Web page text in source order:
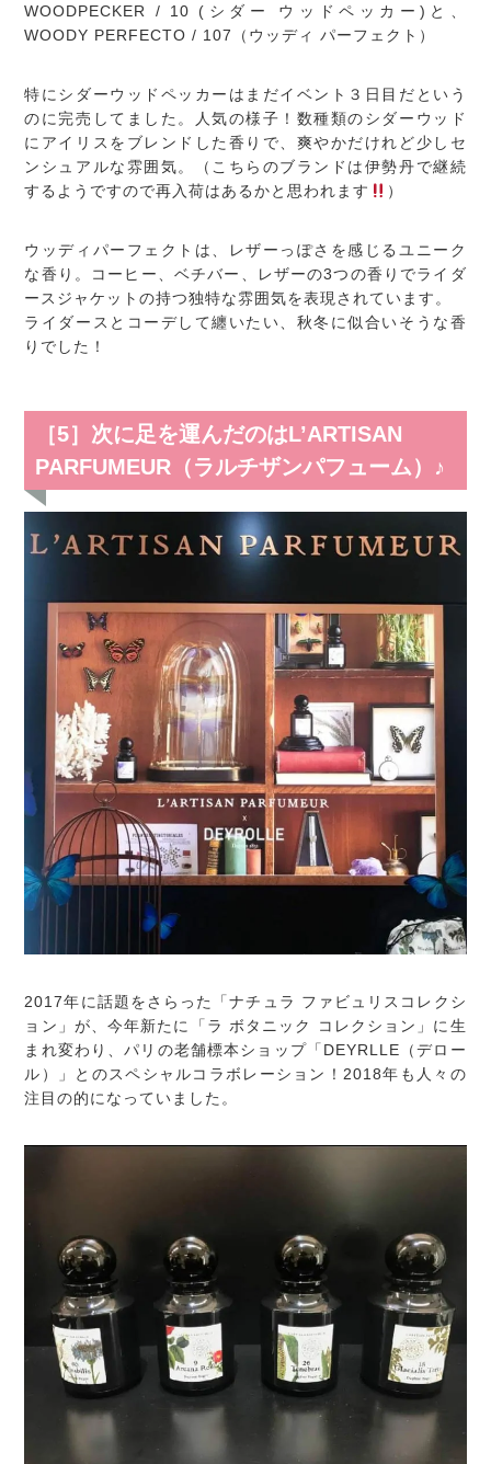
WOODPECKER / 10 (シダー ウッドペッカー)と、
WOODY PERFECTO / 107（ウッディ パーフェクト）
特にシダーウッドペッカーはまだイベント３日目だという
のに完売してました。人気の様子！数種類のシダーウッド
にアイリスをブレンドした香りで、爽やかだけれど少しセ
ンシュアルな雰囲気。（こちらのブランドは伊勢丹で継続
するようですので再入荷はあるかと思われます
）
ウッディパーフェクトは、レザーっぽさを感じるユニーク
な香り。コーヒー、ベチバー、レザーの3つの香りでライダ
ースジャケットの持つ独特な雰囲気を表現されています。
ライダースとコーデして纏いたい、秋冬に似合いそうな香
りでした！
［5］次に足を運んだのはL’ARTISAN
PARFUMEUR（ラルチザンパフューム）♪
2017年に話題をさらった「ナチュラ ファビュリスコレクシ
ョン」が、今年新たに「ラ ボタニック コレクション」に生
まれ変わり、パリの老舗標本ショップ「DEYRLLE（デロー
ル）」とのスペシャルコラボレーション！2018年も人々の
注目の的になっていました。